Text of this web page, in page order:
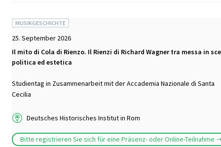
MUSIKGESCHICHTE
25. September 2026
Il mito di Cola di Rienzo. Il Rienzi di Richard Wagner tra messa in
politica ed estetica
Studientag in Zusammenarbeit mit der Accademia Nazionale di Santa
Cecilia
Deutsches Historisches Institut in Rom
Bitte registrieren Sie sich für eine Präsenz- oder Online-Teilnahme